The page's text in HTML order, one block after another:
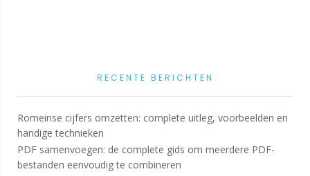
RECENTE BERICHTEN
Romeinse cijfers omzetten: complete uitleg, voorbeelden en
handige technieken
PDF samenvoegen: de complete gids om meerdere PDF-
bestanden eenvoudig te combineren